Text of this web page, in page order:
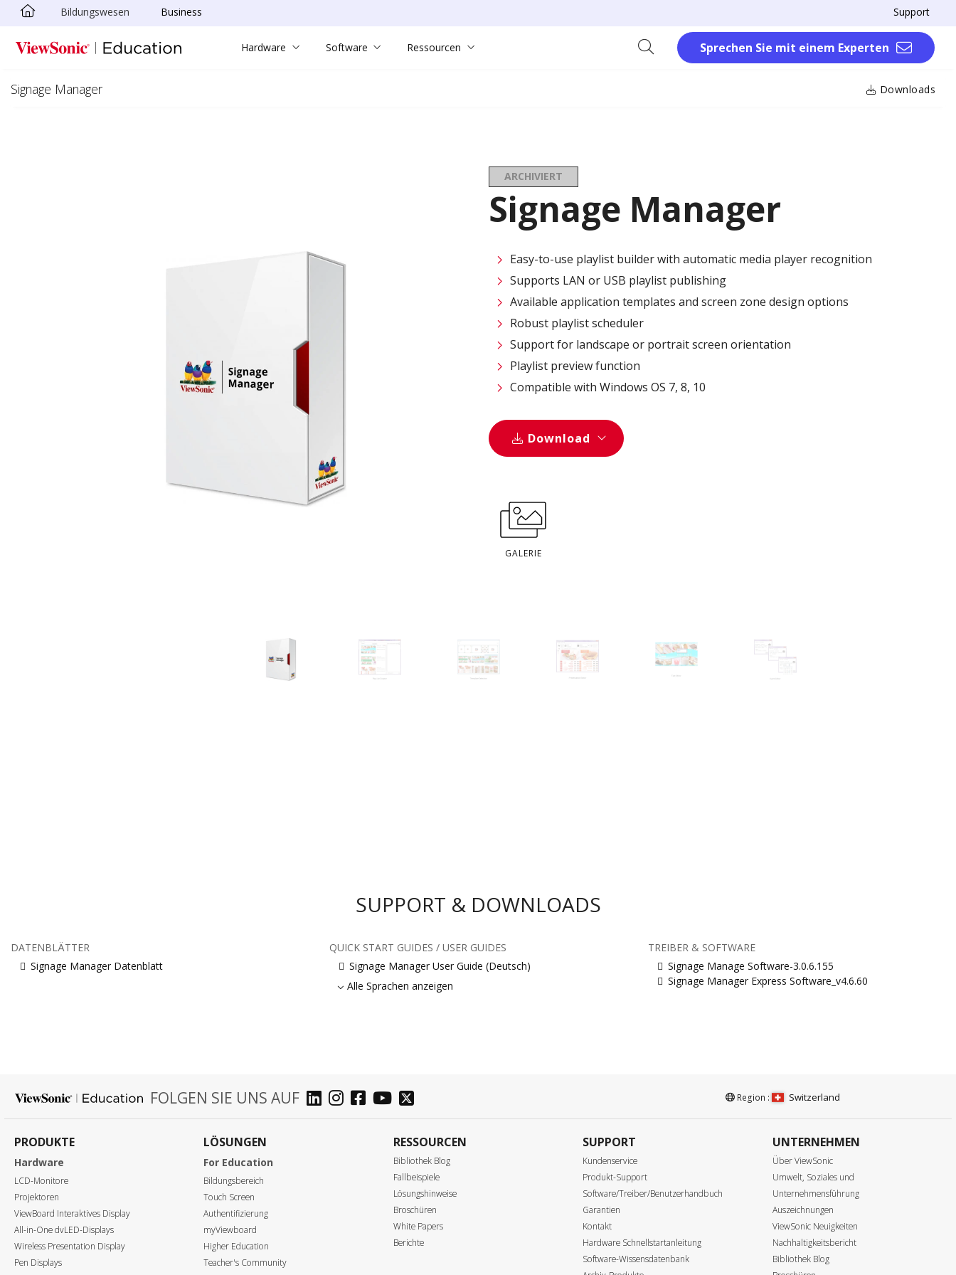
Skip to main content
Bildungswesen Business Support
Hardware Software Ressourcen Sprechen Sie mit einem Experten
Signage Manager Downloads
ARCHIVIERT
Signage Manager
Easy-to-use playlist builder with automatic media player recognition
Supports LAN or USB playlist publishing
Available application templates and screen zone design options
Robust playlist scheduler
Support for landscape or portrait screen orientation
Playlist preview function
Compatible with Windows OS 7, 8, 10
Download
GALERIE
SUPPORT & DOWNLOADS
DATENBLÄTTER
Signage Manager Datenblatt
QUICK START GUIDES / USER GUIDES
Signage Manager User Guide (Deutsch)
Alle Sprachen anzeigen
TREIBER & SOFTWARE
Signage Manage Software-3.0.6.155
Signage Manager Express Software_v4.6.60
FOLGEN SIE UNS AUF Region : Switzerland
PRODUKTE
Hardware
LCD-Monitore
Projektoren
ViewBoard Interaktives Display
All-in-One dvLED-Displays
Wireless Presentation Display
Pen Displays
LÖSUNGEN
For Education
Bildungsbereich
Touch Screen
Authentifizierung
myViewboard
Higher Education
Teacher's Community
RESSOURCEN
Bibliothek Blog
Fallbeispiele
Lösungshinweise
Broschüren
White Papers
Berichte
SUPPORT
Kundenservice
Produkt-Support
Software/Treiber/Benutzerhandbuch
Garantien
Kontakt
Hardware Schnellstartanleitung
Software-Wissensdatenbank
UNTERNEHMEN
Über ViewSonic
Umwelt, Soziales und
Unternehmensführung
Auszeichnungen
ViewSonic Neuigkeiten
Nachhaltigkeitsbericht
Bibliothek Blog